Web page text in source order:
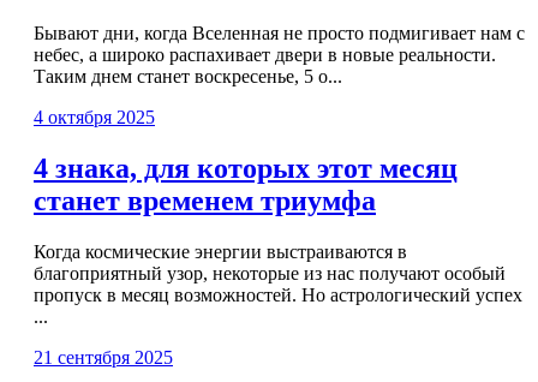
Бывают дни, когда Вселенная не просто подмигивает нам с
небес, а широко распахивает двери в новые реальности.
Таким днем станет воскресенье, 5 о...
4 октября 2025
4 знака, для которых этот месяц
станет временем триумфа
Когда космические энергии выстраиваются в
благоприятный узор, некоторые из нас получают особый
пропуск в месяц возможностей. Но астрологический успех
...
21 сентября 2025